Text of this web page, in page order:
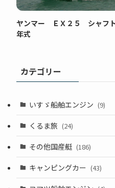
ヤンマー ＥＸ２５ シャ
年式
カテゴリー
いすゞ船舶エンジン (9)
くるま旅 (24)
その他国産艇 (186)
キャンピングカー (43)